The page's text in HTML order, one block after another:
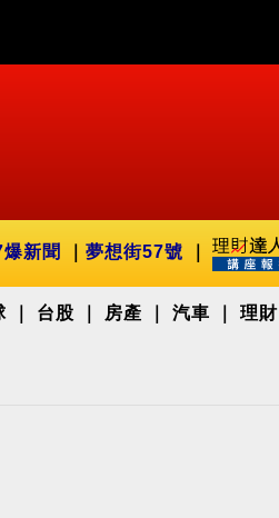
新聞 夢想街57號
台股 房產 汽車 理財